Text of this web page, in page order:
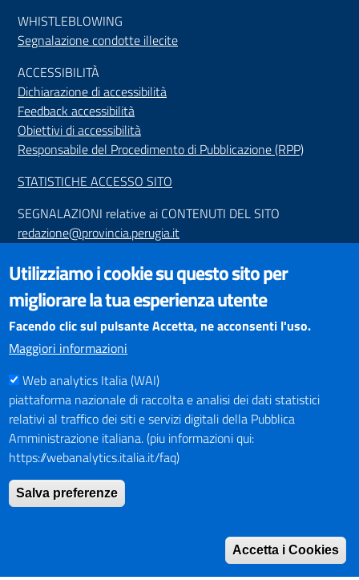
WHISTLEBLOWING
Segnalazione condotte illecite
ACCESSIBILITÀ
Dichiarazione di accessibilità
Feedback accessibilità
Obiettivi di accessibilità
Responsabile del Procedimento di Pubblicazione (RPP)
STATISTICHE ACCESSO SITO
SEGNALAZIONI relative ai CONTENUTI DEL SITO
redazione@provincia.perugia.it
VISUALIZZAZIONE CONTENUTI
Il sito internet della Provincia di Perugia è ottimizzato per
essere visualizzato dai principali browser aggiornati. L'uso di
browser non aggiornati può creare problemi di visualizzazione
dei contenuti.
PAGAMENTI
SOCIAL NETWORKS
Pagina Facebook
Profilo Instagram
PNRR (Piano Nazionale di Ripresa e Resilienza)
Utilizziamo i cookie su questo sito per
migliorare la tua esperienza utente
Facendo clic sul pulsante Accetta, ne acconsenti l'uso.
Maggiori informazioni
Web analytics Italia (WAI)
piattaforma nazionale di raccolta e analisi dei dati statistici
relativi al traffico dei siti e servizi digitali della Pubblica
Amministrazione italiana. (piu informazioni qui:
https://webanalytics.italia.it/faq)
Salva preferenze
Accetta i Cookies